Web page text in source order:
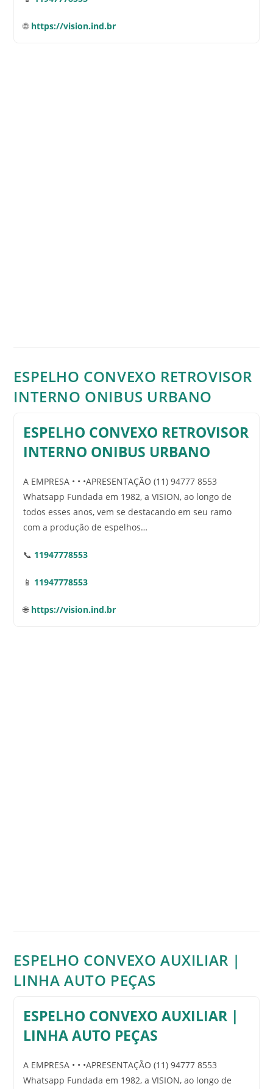
🌐 https://vision.ind.br
ESPELHO CONVEXO RETROVISOR
INTERNO ONIBUS URBANO
ESPELHO CONVEXO RETROVISOR
INTERNO ONIBUS URBANO
A EMPRESA • • •APRESENTAÇÃO (11) 94777 8553
Whatsapp Fundada em 1982, a VISION, ao longo de
todos esses anos, vem se destacando em seu ramo
com a produção de espelhos…
📞 11947778553
📱 11947778553
🌐 https://vision.ind.br
ESPELHO CONVEXO AUXILIAR |
LINHA AUTO PEÇAS
ESPELHO CONVEXO AUXILIAR |
LINHA AUTO PEÇAS
A EMPRESA • • •APRESENTAÇÃO (11) 94777 8553
Whatsapp Fundada em 1982, a VISION, ao longo de